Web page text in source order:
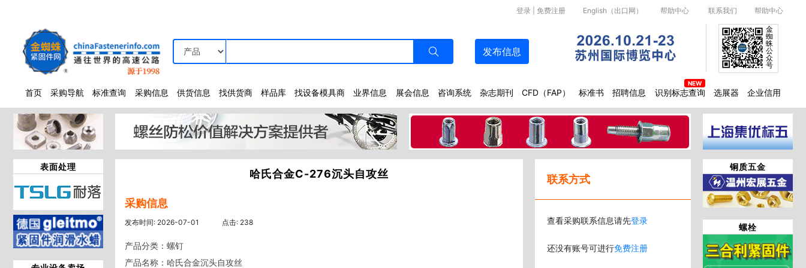
English（出口网） 帮助中心 联系我们 帮助中心
登录 免费注册
发布信息
首页 采购导航 标准查询 采购信息 供货信息 找供货商 样品库 找设备模具商 业界信息 展会信息 咨询系统 杂志期刊 CFD（FAP） 标准书 招聘信息 识别标志查询 选展器 企业信用
金
蜘
蛛
公
众
号
表面处理 铜质五金
螺栓
哈氏合金C-276沉头自攻丝
采购信息
发布时间: 2026-07-01 点击: 238
产品分类：螺钉
产品名称：哈氏合金沉头自攻丝
联系方式
查看采购联系信息请先登录
还没有账号可进行免费注册